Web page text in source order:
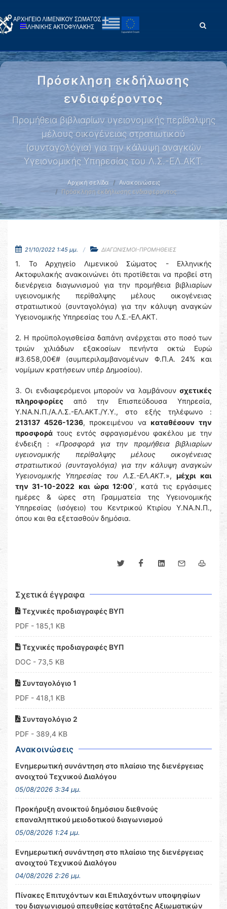
Πρόσκληση εκδήλωσης
ενδιαφέροντος
Προμήθεια βιβλιαρίων υγειονομικής περίθαλψης
μέλους οικογένειας στρατιωτικού
(συνταγολόγια) για την κάλυψη αναγκών
Υγειονομικής Υπηρεσίας του Λ.Σ.-ΕΛ.ΑΚΤ.
Αρχική σελίδα
Ανακοινώσεις
Πρόσκληση εκδήλωσης ενδιαφέροντος
21/10/2022 1:45 μμ. ΔΙΑΓΩΝΙΣΜΟΙ-ΠΡΟΜΗΘΕΙΕΣ
1. Το Αρχηγείο Λιμενικού Σώματος - Ελληνικής
Ακτοφυλακής ανακοινώνει ότι προτίθεται να προβεί στη
διενέργεια διαγωνισμού για την προμήθεια βιβλιαρίων
υγειονομικής περίθαλψης μέλους οικογένειας
στρατιωτικού (συνταγολόγια) για την κάλυψη αναγκών
Υγειονομικής Υπηρεσίας του Λ.Σ.-ΕΛ.ΑΚΤ.
2. Η προϋπολογισθείσα δαπάνη ανέρχεται στο ποσό των
τριών χιλιάδων εξακοσίων πενήντα οκτώ Ευρώ
#3.658,00€# (συμπεριλαμβανομένων Φ.Π.Α. 24% και
νομίμων κρατήσεων υπέρ Δημοσίου).
3. Οι ενδιαφερόμενοι μπορούν να λαμβάνουν σχετικές
πληροφορίες από την Επισπεύδουσα Υπηρεσία,
Υ.ΝΑ.Ν.Π./Α.Λ.Σ.-ΕΛ.ΑΚΤ./Υ.Υ., στο εξής τηλέφωνο :
213137 4526-1236, προκειμένου να καταθέσουν την
προσφορά τους εντός σφραγισμένου φακέλου με την
ένδειξη : «Προσφορά για την προμήθεια βιβλιαρίων
υγειονομικής περίθαλψης μέλους οικογένειας
στρατιωτικού (συνταγολόγια) για την κάλυψη αναγκών
Υγειονομικής Υπηρεσίας του Λ.Σ.-ΕΛ.ΑΚΤ.», μέχρι και
την 31-10-2022 και ώρα 12:00΄, κατά τις εργάσιμες
ημέρες & ώρες στη Γραμματεία της Υγειονομικής
Υπηρεσίας (ισόγειο) του Κεντρικού Κτιρίου Υ.ΝΑ.Ν.Π.,
όπου και θα εξετασθούν δημόσια.
Σχετικά έγγραφα
Τεχνικές προδιαγραφές ΒΥΠ
PDF - 185,1 KB
Τεχνικές προδιαγραφές ΒΥΠ
DOC - 73,5 KB
Συνταγολόγιο 1
PDF - 418,1 KB
Συνταγολόγιο 2
PDF - 389,4 KB
Ανακοινώσεις
Ενημερωτική συνάντηση στο πλαίσιο της διενέργειας
ανοιχτού Τεχνικού Διαλόγου
05/08/2026 3:34 μμ.
Προκήρυξη ανοικτού δημόσιου διεθνούς
επαναληπτικού μειοδοτικού διαγωνισμού
05/08/2026 1:24 μμ.
Ενημερωτική συνάντηση στο πλαίσιο της διενέργειας
ανοιχτού Τεχνικού Διαλόγου
04/08/2026 2:26 μμ.
Πίνακες Επιτυχόντων και Επιλαχόντων υποψηφίων
του διαγωνισμού απευθείας κατάταξης Αξιωματικών